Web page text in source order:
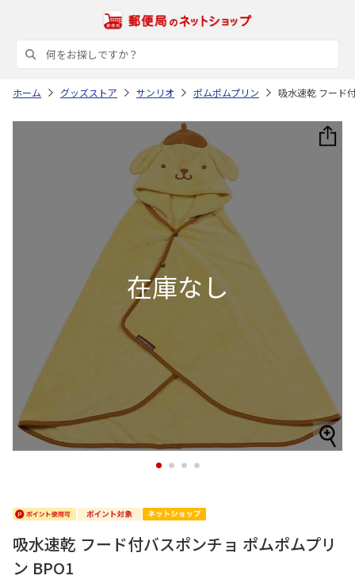
ホーム グッズストア サンリオ ポムポムプリン 吸水速乾 フード
1 2 3 4
吸水速乾 フード付バスポンチョ ポムポムプリ
ン BPO1